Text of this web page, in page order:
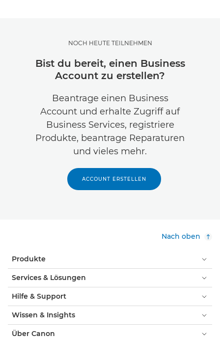
NOCH HEUTE TEILNEHMEN
Bist du bereit, einen Business
Account zu erstellen?
Beantrage einen Business
Account und erhalte Zugriff auf
Business Services, registriere
Produkte, beantrage Reparaturen
und vieles mehr.
ACCOUNT ERSTELLEN
Nach oben
Produkte
Services & Lösungen
Hilfe & Support
Wissen & Insights
Über Canon